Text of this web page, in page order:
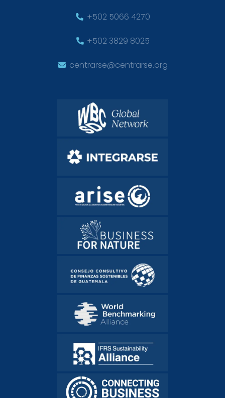
+502 5066 4270
+502 3829 8025
centrarse@centrarse.org